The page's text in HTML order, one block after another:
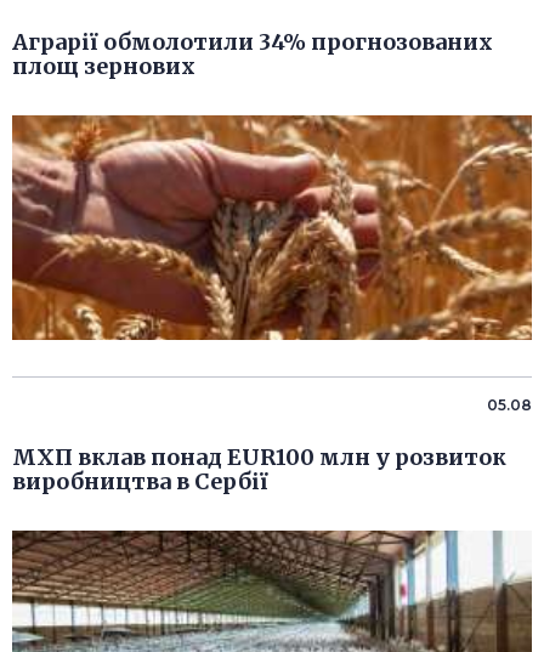
Аграрії обмолотили 34% прогнозованих
площ зернових
05.08
МХП вклав понад EUR100 млн у розвиток
виробництва в Сербії